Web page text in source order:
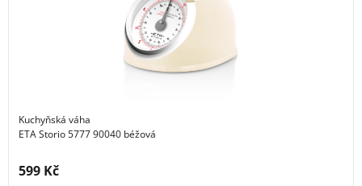
Kuchyňská váha
ETA Storio 5777 90040 béžová
Cena s DPH:
599 Kč